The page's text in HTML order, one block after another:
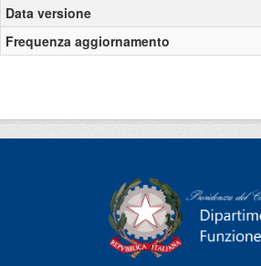
Data versione
Frequenza aggiornamento